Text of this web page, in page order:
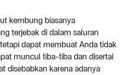
kembung biasanya
terjebak di dalam saluran
dapat membuat Anda tidak
muncul tiba-tiba dan disertai
disebabkan karena adanya